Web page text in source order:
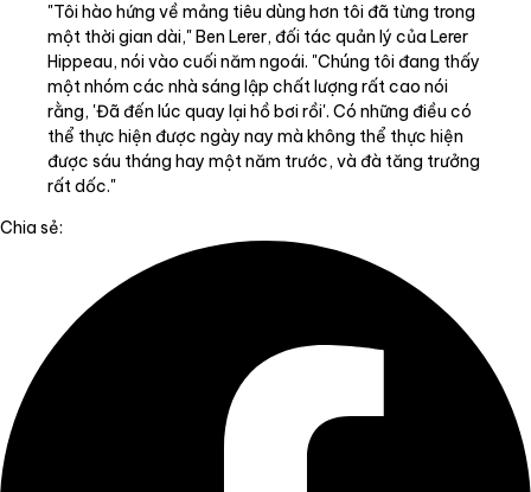
"Tôi hào hứng về mảng tiêu dùng hơn tôi đã từng trong
một thời gian dài," Ben Lerer, đối tác quản lý của Lerer
Hippeau, nói vào cuối năm ngoái. "Chúng tôi đang thấy
một nhóm các nhà sáng lập chất lượng rất cao nói
rằng, 'Đã đến lúc quay lại hồ bơi rồi'. Có những điều có
thể thực hiện được ngày nay mà không thể thực hiện
được sáu tháng hay một năm trước, và đà tăng trưởng
rất dốc."
Chia sẻ: